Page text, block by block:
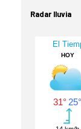
Radar lluvia